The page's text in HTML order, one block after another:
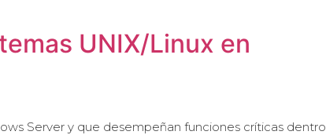
UNIX/Linux en
Server y que desempeñan funciones críticas dentro